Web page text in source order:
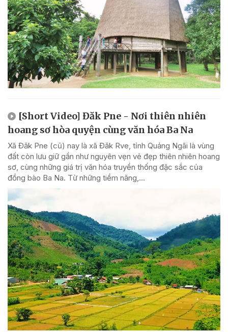
[Short Video] Đăk Pne - Nơi thiên nhiên
hoang sơ hòa quyện cùng văn hóa Ba Na
Xã Đăk Pne (cũ) nay là xã Đăk Rve, tỉnh Quảng Ngãi là vùng
đất còn lưu giữ gần như nguyên vẹn vẻ đẹp thiên nhiên hoang
sơ, cùng những giá trị văn hóa truyền thống đặc sắc của
đồng bào Ba Na. Từ những tiềm năng,...